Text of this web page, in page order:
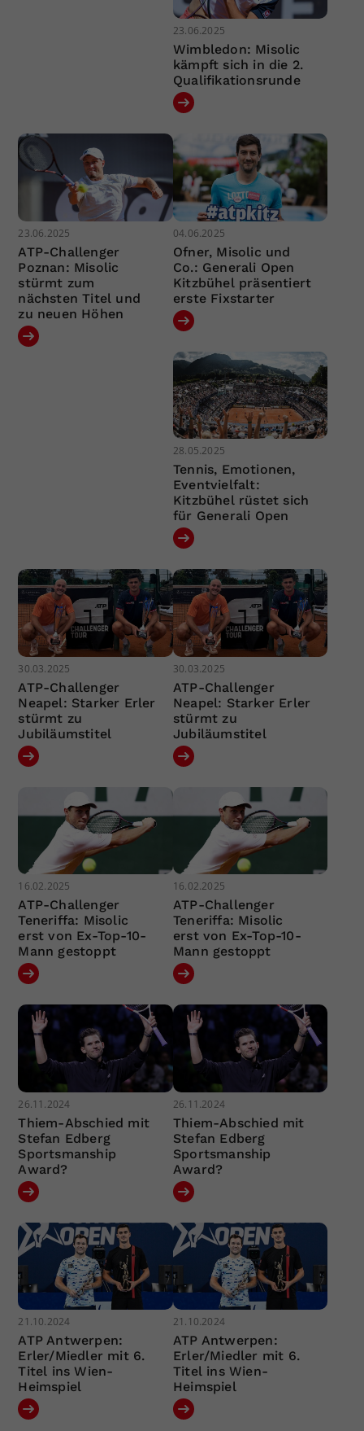
23.06.2025
Wimbledon: Misolic
kämpft sich in die 2.
Qualifikationsrunde
23.06.2025
ATP-Challenger
Poznan: Misolic
stürmt zum
nächsten Titel und
zu neuen Höhen
04.06.2025
Ofner, Misolic und
Co.: Generali Open
Kitzbühel präsentiert
erste Fixstarter
28.05.2025
Tennis, Emotionen,
Eventvielfalt:
Kitzbühel rüstet sich
für Generali Open
30.03.2025
ATP-Challenger
Neapel: Starker Erler
stürmt zu
Jubiläumstitel
30.03.2025
ATP-Challenger
Neapel: Starker Erler
stürmt zu
Jubiläumstitel
16.02.2025
ATP-Challenger
Teneriffa: Misolic
erst von Ex-Top-10-
Mann gestoppt
16.02.2025
ATP-Challenger
Teneriffa: Misolic
erst von Ex-Top-10-
Mann gestoppt
26.11.2024
Thiem-Abschied mit
Stefan Edberg
Sportsmanship
Award?
26.11.2024
Thiem-Abschied mit
Stefan Edberg
Sportsmanship
Award?
21.10.2024
ATP Antwerpen:
Erler/Miedler mit 6.
Titel ins Wien-
Heimspiel
21.10.2024
ATP Antwerpen:
Erler/Miedler mit 6.
Titel ins Wien-
Heimspiel